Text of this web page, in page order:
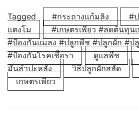
Tagged #กระถางแก้มลิง #
แตงโม
#เกษตรเพียว #ลดต้นทุน
#ป้องกันแมลง #ปลูกพืช #ปลูกผัก #ป
#ป้องกันโรคเชื้อรา
ดูแลพืช
มันสำปะหลัง
วิธีปลูกผักสลัด
เกษตรเพียว